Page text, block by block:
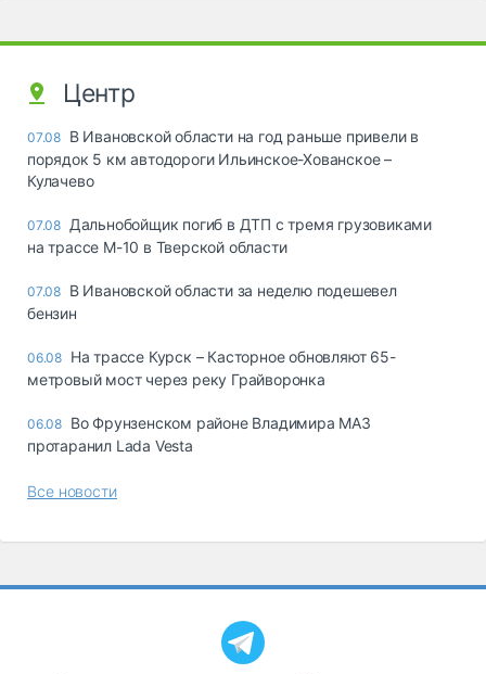
Центр
07.08 В Ивановской области на год раньше привели в
порядок 5 км автодороги Ильинское-Хованское –
Кулачево
07.08 Дальнобойщик погиб в ДТП с тремя грузовиками
на трассе М-10 в Тверской области
07.08 В Ивановской области за неделю подешевел
бензин
06.08 На трассе Курск – Касторное обновляют 65-
метровый мост через реку Грайворонка
06.08 Во Фрунзенском районе Владимира МАЗ
протаранил Lada Vesta
Все новости